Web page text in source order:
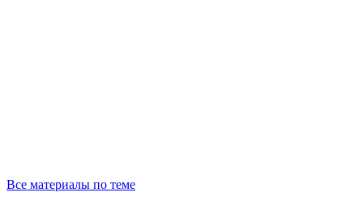
Все материалы по теме